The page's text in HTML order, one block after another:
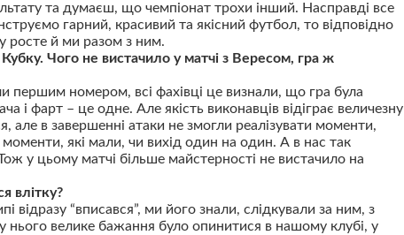
та думаєш, що чемпіонат трохи інший. Насправді все
гарний, красивий та якісний футбол, то відповідно
росте й ми разом з ним.
Чого не вистачило у матчі з Вересом, гра ж
першим номером, всі фахівці це визнали, що гра була
і фарт – це одне. Але якість виконавців відіграє величезну
але в завершенні атаки не змогли реалізувати моменти,
які мали, чи вихід один на один. А в нас так
у цьому матчі більше майстерності не вистачило на
влітку?
“вписався”, ми його знали, слідкували за ним, з
нього велике бажання було опинитися в нашому клубі, у